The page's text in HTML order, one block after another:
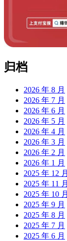
归档
2026 年 8 月
2026 年 7 月
2026 年 6 月
2026 年 5 月
2026 年 4 月
2026 年 3 月
2026 年 2 月
2026 年 1 月
2025 年 12 月
2025 年 11 月
2025 年 10 月
2025 年 9 月
2025 年 8 月
2025 年 7 月
2025 年 6 月